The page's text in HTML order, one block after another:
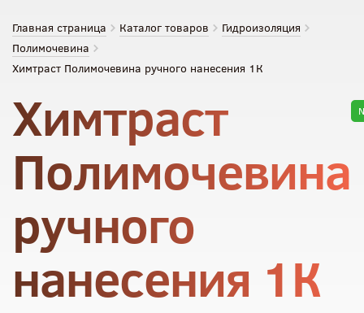
Главная страница Каталог товаров
Гидроизоляция
Полимочевина
Химтраст Полимочевина ручного нанесения 1К
Химтраст
Полимочевина
ручного
нанесения 1К